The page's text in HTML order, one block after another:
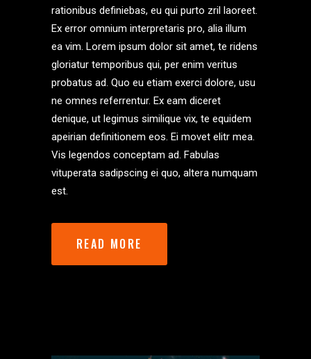
rationibus definiebas, eu qui purto zril laoreet.
Ex error omnium interpretaris pro, alia illum
ea vim. Lorem ipsum dolor sit amet, te ridens
gloriatur temporibus qui, per enim veritus
probatus ad. Quo eu etiam exerci dolore, usu
ne omnes referrentur. Ex eam diceret
denique, ut legimus similique vix, te equidem
apeirian definitionem eos. Ei movet elitr mea.
Vis legendos conceptam ad. Fabulas
vituperata sadipscing ei quo, altera numquam
est.
READ MORE